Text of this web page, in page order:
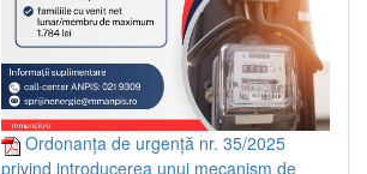
Ordonanța de urgență nr. 35/2025
privind introducerea unui mecanism de